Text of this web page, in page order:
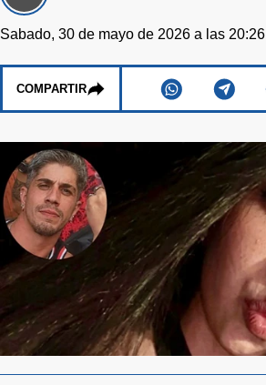
Sabado, 30 de mayo de 2026 a las 20:26
COMPARTIR